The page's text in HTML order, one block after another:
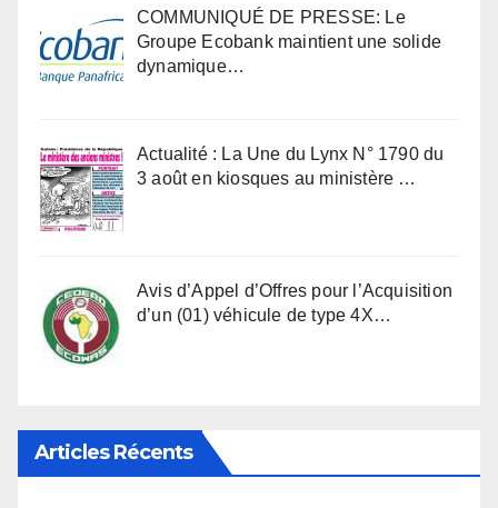
COMMUNIQUÉ DE PRESSE: Le
Groupe Ecobank maintient une solide
dynamique…
Actualité : La Une du Lynx N° 1790 du
3 août en kiosques au ministère …
Avis d’Appel d’Offres pour l’Acquisition
d’un (01) véhicule de type 4X…
Articles Récents